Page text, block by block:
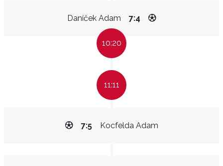
Daníček Adam 7:4
10:20
11:11
Kocfelda Adam
7:5